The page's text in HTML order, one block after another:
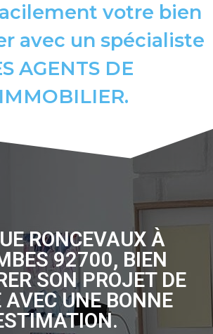
votre bien
avec un spécialiste
AGENTS DE
RONCEVAUX À
92700, BIEN
SON PROJET DE
UNE BONNE